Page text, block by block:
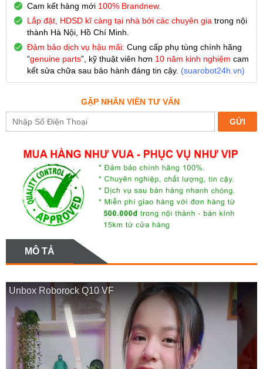
Cam kết hàng mới 100% Brandnew.
Lắp đặt, HDSD kĩ càng tại nhà bởi các chuyên gia trong nội
thành Hà Nội, Hồ Chí Minh.
Đảm bảo dịch vụ hậu mãi: Cung cấp phụ tùng chính hãng
“genuine parts”, kỹ thuật viên hơn 10 năm kinh nghiệm cam
kết sửa chữa sau bảo hành đáng tin cậy. (suarobot24h.vn)
GẶP NHÂN VIÊN TƯ VẤN
MÔ TẢ
Unbox Roborock Q10 VF